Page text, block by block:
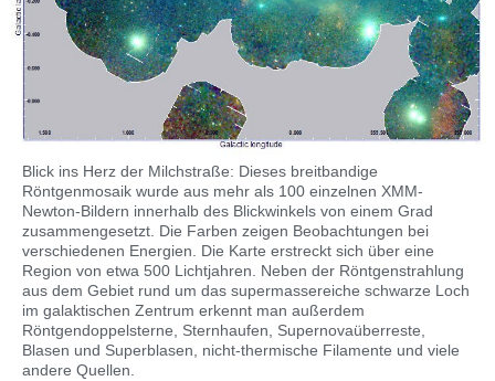
Blick ins Herz der Milchstraße: Dieses breitbandige
Röntgenmosaik wurde aus mehr als 100 einzelnen XMM-
Newton-Bildern innerhalb des Blickwinkels von einem Grad
zusammengesetzt. Die Farben zeigen Beobachtungen bei
verschiedenen Energien. Die Karte erstreckt sich über eine
Region von etwa 500 Lichtjahren. Neben der Röntgenstrahlung
aus dem Gebiet rund um das supermassereiche schwarze Loch
im galaktischen Zentrum erkennt man außerdem
Röntgendoppelsterne, Sternhaufen, Supernovaüberreste,
Blasen und Superblasen, nicht-thermische Filamente und viele
andere Quellen.